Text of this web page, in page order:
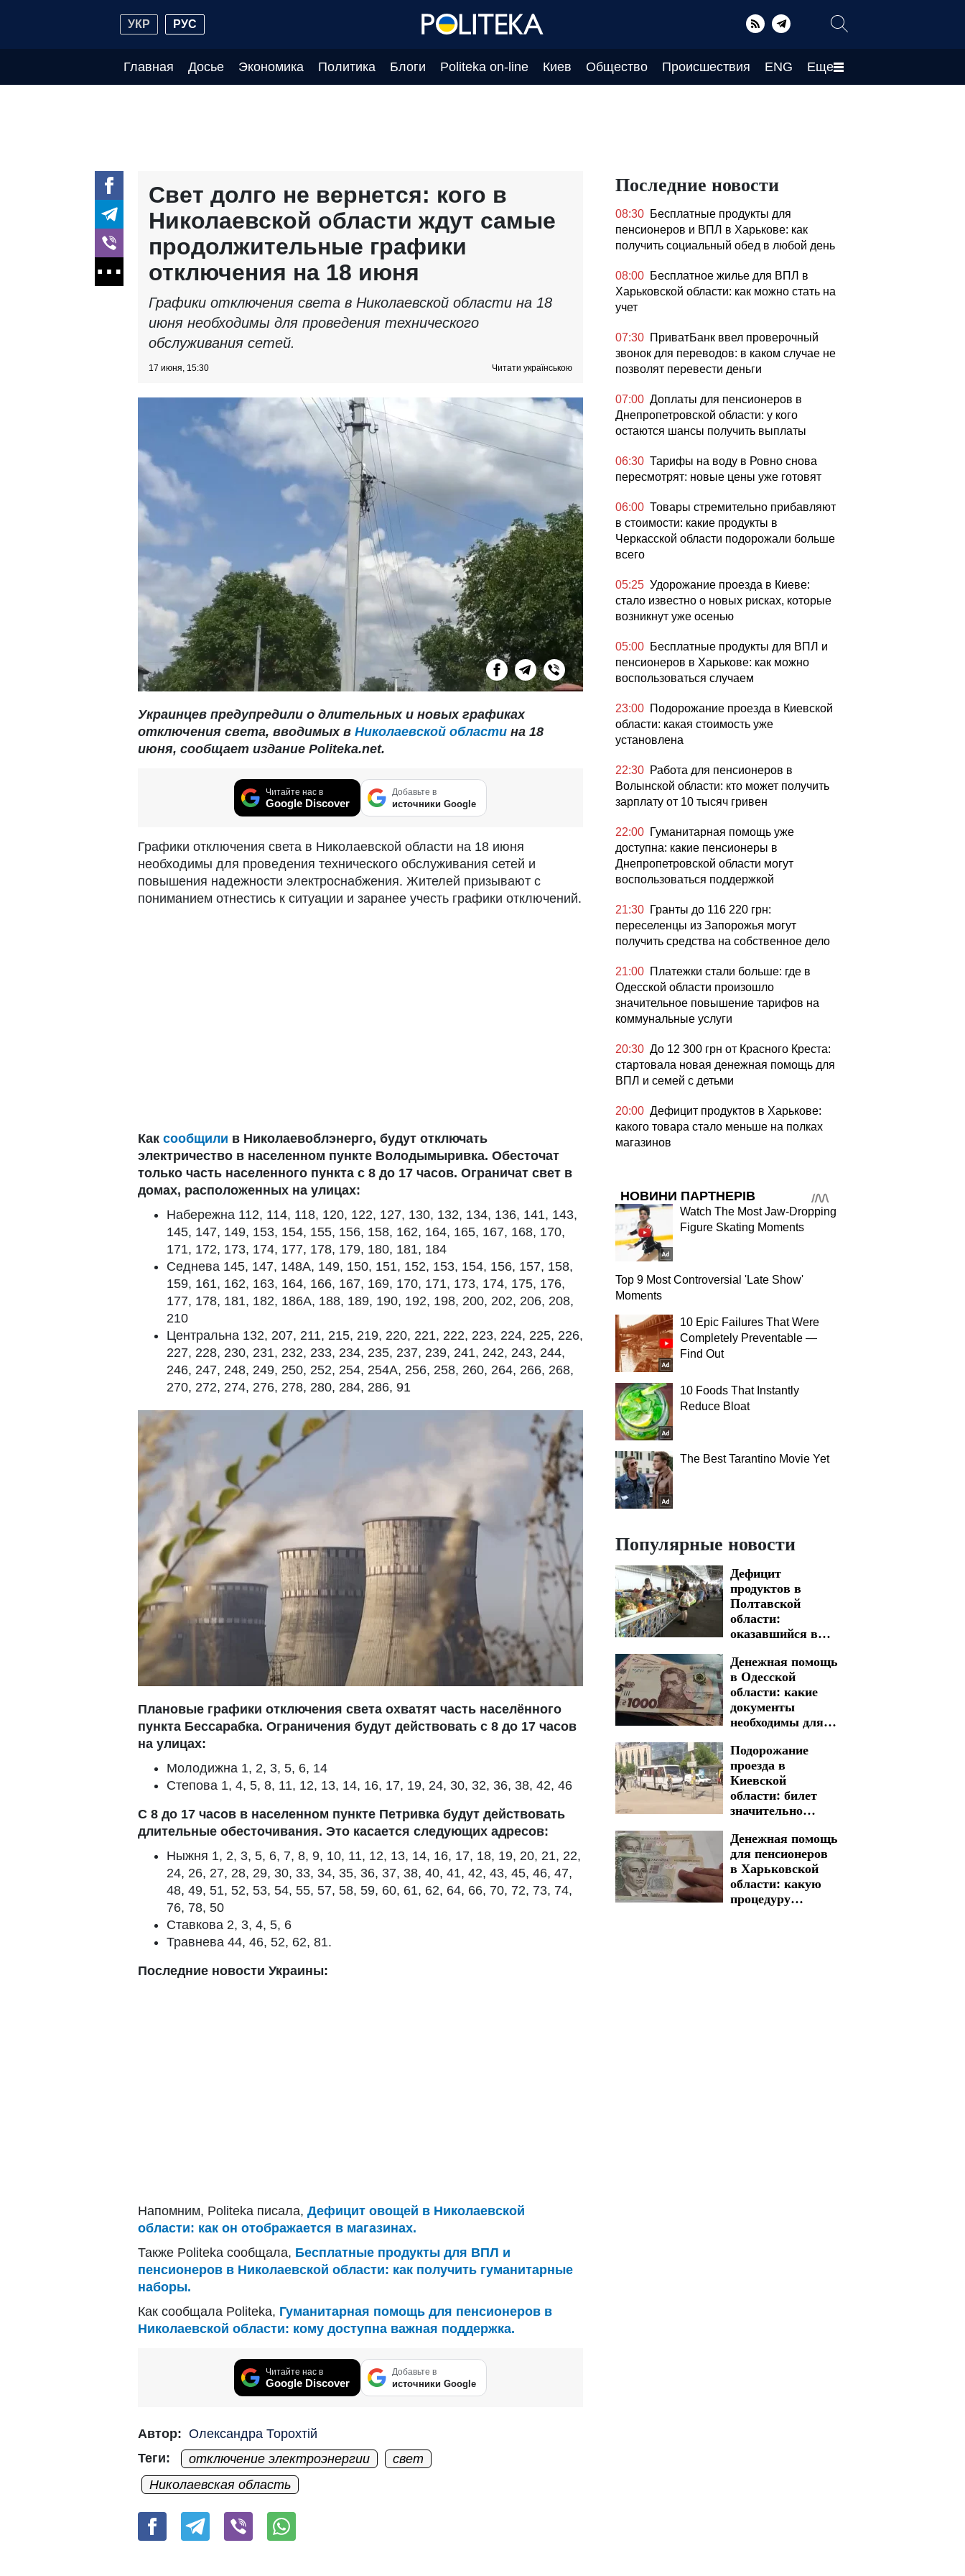
УКР РУС
Главная Досье Экономика Политика Блоги Politeka on-line Киев Общество Происшествия ENG Еще
Свет долго не вернется: кого в
Николаевской области ждут самые
продолжительные графики
отключения на 18 июня
Графики отключения света в Николаевской области на 18
июня необходимы для проведения технического
обслуживания сетей.
17 июня, 15:30 Читати українською
Украинцев предупредили о длительных и новых графиках
отключения света, вводимых в Николаевской области на 18
июня, сообщает издание Politeka.net.
Читайте нас в
Google Discover
Добавьте в
источники Google
Графики отключения света в Николаевской области на 18 июня
необходимы для проведения технического обслуживания сетей и
повышения надежности электроснабжения. Жителей призывают с
пониманием отнестись к ситуации и заранее учесть графики отключений.
Как сообщили в Николаевоблэнерго, будут отключать
электричество в населенном пункте Володымыривка. Обесточат
только часть населенного пункта с 8 до 17 часов. Ограничат свет в
домах, расположенных на улицах:
Набережна 112, 114, 118, 120, 122, 127, 130, 132, 134, 136, 141, 143,
145, 147, 149, 153, 154, 155, 156, 158, 162, 164, 165, 167, 168, 170,
171, 172, 173, 174, 177, 178, 179, 180, 181, 184
Седнева 145, 147, 148A, 149, 150, 151, 152, 153, 154, 156, 157, 158,
159, 161, 162, 163, 164, 166, 167, 169, 170, 171, 173, 174, 175, 176,
177, 178, 181, 182, 186A, 188, 189, 190, 192, 198, 200, 202, 206, 208,
210
Центральна 132, 207, 211, 215, 219, 220, 221, 222, 223, 224, 225, 226,
227, 228, 230, 231, 232, 233, 234, 235, 237, 239, 241, 242, 243, 244,
246, 247, 248, 249, 250, 252, 254, 254A, 256, 258, 260, 264, 266, 268,
270, 272, 274, 276, 278, 280, 284, 286, 91
Плановые графики отключения света охватят часть населённого
пункта Бессарабка. Ограничения будут действовать с 8 до 17 часов
на улицах:
Молодижна 1, 2, 3, 5, 6, 14
Степова 1, 4, 5, 8, 11, 12, 13, 14, 16, 17, 19, 24, 30, 32, 36, 38, 42, 46
С 8 до 17 часов в населенном пункте Петривка будут действовать
длительные обесточивания. Это касается следующих адресов:
Ныжня 1, 2, 3, 5, 6, 7, 8, 9, 10, 11, 12, 13, 14, 16, 17, 18, 19, 20, 21, 22,
24, 26, 27, 28, 29, 30, 33, 34, 35, 36, 37, 38, 40, 41, 42, 43, 45, 46, 47,
48, 49, 51, 52, 53, 54, 55, 57, 58, 59, 60, 61, 62, 64, 66, 70, 72, 73, 74,
76, 78, 50
Ставкова 2, 3, 4, 5, 6
Травнева 44, 46, 52, 62, 81.
Последние новости Украины:
Напомним, Politeka писала, Дефицит овощей в Николаевской
области: как он отображается в магазинах.
Также Politeka сообщала, Бесплатные продукты для ВПЛ и
пенсионеров в Николаевской области: как получить гуманитарные
наборы.
Как сообщала Politeka, Гуманитарная помощь для пенсионеров в
Николаевской области: кому доступна важная поддержка.
Читайте нас в
Google Discover
Добавьте в
источники Google
Автор: Олександра Торохтій
Теги:
отключение электроэнергии
свет
Николаевская область
Последние новости
08:30 Бесплатные продукты для
пенсионеров и ВПЛ в Харькове: как
получить социальный обед в любой день
08:00 Бесплатное жилье для ВПЛ в
Харьковской области: как можно стать на
учет
07:30 ПриватБанк ввел проверочный
звонок для переводов: в каком случае не
позволят перевести деньги
07:00 Доплаты для пенсионеров в
Днепропетровской области: у кого
остаются шансы получить выплаты
06:30 Тарифы на воду в Ровно снова
пересмотрят: новые цены уже готовят
06:00 Товары стремительно прибавляют
в стоимости: какие продукты в
Черкасской области подорожали больше
всего
05:25 Удорожание проезда в Киеве:
стало известно о новых рисках, которые
возникнут уже осенью
05:00 Бесплатные продукты для ВПЛ и
пенсионеров в Харькове: как можно
воспользоваться случаем
23:00 Подорожание проезда в Киевской
области: какая стоимость уже
установлена
22:30 Работа для пенсионеров в
Волынской области: кто может получить
зарплату от 10 тысяч гривен
22:00 Гуманитарная помощь уже
доступна: какие пенсионеры в
Днепропетровской области могут
воспользоваться поддержкой
21:30 Гранты до 116 220 грн:
переселенцы из Запорожья могут
получить средства на собственное дело
21:00 Платежки стали больше: где в
Одесской области произошло
значительное повышение тарифов на
коммунальные услуги
20:30 До 12 300 грн от Красного Креста:
стартовала новая денежная помощь для
ВПЛ и семей с детьми
20:00 Дефицит продуктов в Харькове:
какого товара стало меньше на полках
магазинов
НОВИНИ ПАРТНЕРІВ
Watch The Most Jaw‑Dropping
Figure Skating Moments
Top 9 Most Controversial 'Late Show'
Moments
10 Epic Failures That Were
Completely Preventable —
Find Out
10 Foods That Instantly
Reduce Bloat
The Best Tarantino Movie Yet
Популярные новости
Дефицит
продуктов в
Полтавской
области:
оказавшийся в
Денежная помощь
в Одесской
области: какие
документы
необходимы для
получения
Подорожание
проезда в
Киевской
области: билет
значительно
стоимости
Денежная помощь
для пенсионеров
в Харьковской
области: какую
процедуру